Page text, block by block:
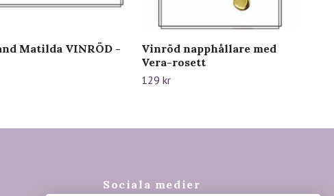
Matilda VINRÖD -
Vinröd napphållare med
Vera-rosett
129 kr
Sociala medier